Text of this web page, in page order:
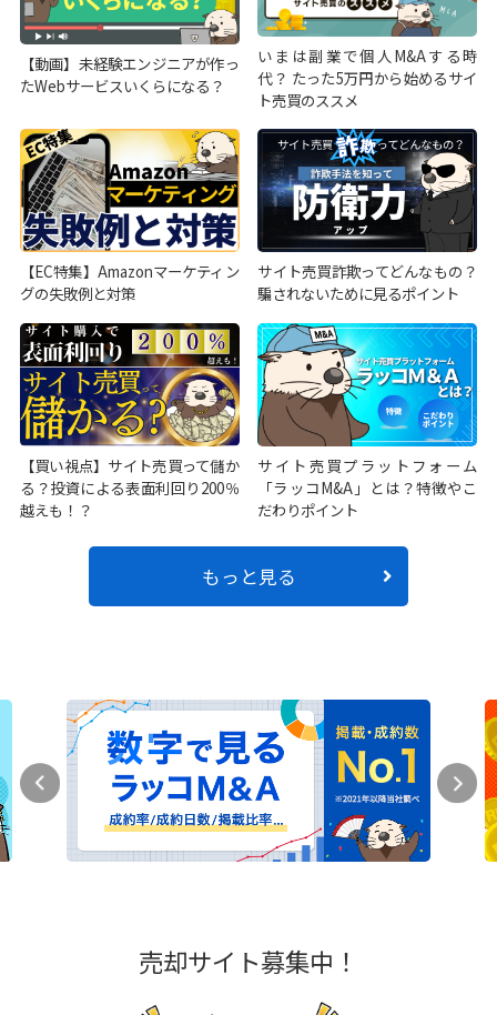
【動画】未経験エンジニアが作っ
たWebサービスいくらになる？
いまは副業で個人M&Aする時
代？ たった5万円から始めるサイ
ト売買のススメ
【EC特集】Amazonマーケティン
グの失敗例と対策
サイト売買詐欺ってどんなもの？
騙されないために見るポイント
【買い視点】サイト売買って儲か
る？投資による表面利回り200％
越えも！？
サイト売買プラットフォーム
「ラッコM&A」とは？特徴やこ
だわりポイント
もっと見る
売却サイト募集中！